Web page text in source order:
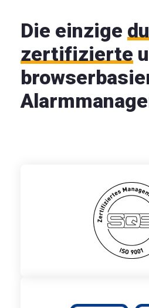
Die einzige
zertifizierte